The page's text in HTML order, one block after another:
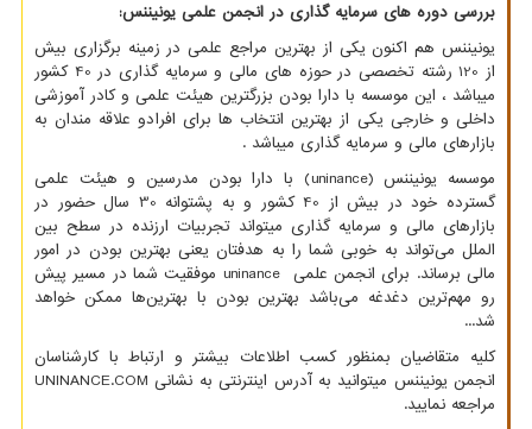
بررسی دوره های سرمایه گذاری در انجمن علمی یونیننس:
یونیننس هم اکنون یکی از بهترین مراجع علمی در زمینه برگزاری بیش
از 120 رشته تخصصی در حوزه های مالی و سرمایه گذاری در 40 کشور
میباشد ، این موسسه با دارا بودن بزرگترین هیئت علمی و کادر آموزشی
داخلی و خارجی یکی از بهترین انتخاب ها برای افرادو علاقه مندان به
بازارهای مالی و سرمایه گذاری میباشد .
موسسه یونیننس (uninance) با دارا بودن مدرسین و هیئت علمی
گسترده خود در بیش از 40 کشور و به پشتوانه 30 سال حضور در
بازارهای مالی و سرمایه گذاری میتواند تجربیات ارزنده در سطح بین
الملل می‌تواند به خوبی شما را به هدفتان یعنی بهترین بودن در امور
مالی برساند. برای انجمن علمیuninance موفقیت شما در مسیر پیش
رو مهم‌ترین دغدغه می‌باشد بهترین بودن با بهترین‌ها ممکن خواهد
شد...
کلیه متقاضیان بمنظور کسب اطلاعات بیشتر و ارتباط با کارشناسان
انجمن یونیننس میتوانید به آدرس اینترنتی به نشانی UNINANCE.COM
مراجعه نمایید.